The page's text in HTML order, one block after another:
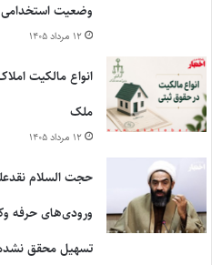
وضعیت استخدامی
۱۲ مرداد ۱۴۰۵
ملک
۱۲ مرداد ۱۴۰۵
حجت السلام
ورودی‌های حرفه
تسهیل محقق